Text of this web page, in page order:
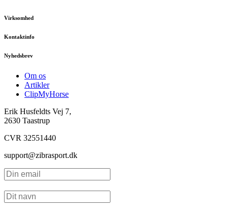
Virksomhed
Kontaktinfo
Nyhedsbrev
Om os
Artikler
ClipMyHorse
Erik Husfeldts Vej 7,
2630 Taastrup
CVR 32551440
support@zibrasport.dk